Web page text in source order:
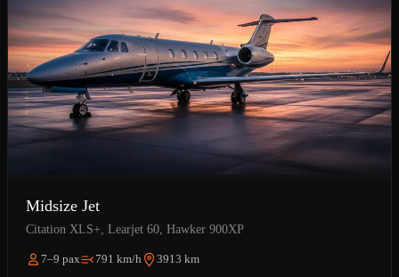
Midsize Jet
Citation XLS+, Learjet 60, Hawker 900XP
7–9 pax 791 km/h 3913 km